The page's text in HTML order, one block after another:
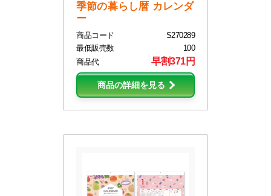
季節の暮らし暦 カレンダ
ー
商品コード
S270289
最低販売数
100
商品代
早割371円
商品の詳細を見る